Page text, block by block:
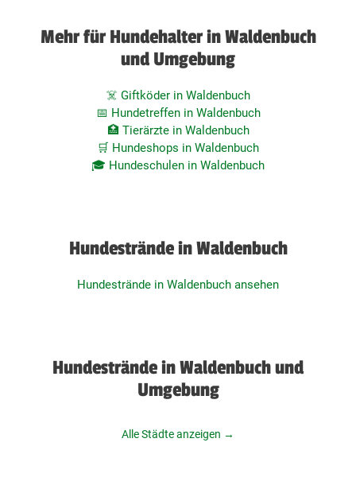
Mehr für Hundehalter in Waldenbuch
und Umgebung
☠️ Giftköder in Waldenbuch
📅 Hundetreffen in Waldenbuch
🏥 Tierärzte in Waldenbuch
🛒 Hundeshops in Waldenbuch
🎓 Hundeschulen in Waldenbuch
Hundestrände in Waldenbuch
Hundestrände in Waldenbuch ansehen
Hundestrände in Waldenbuch und
Umgebung
Alle Städte anzeigen →